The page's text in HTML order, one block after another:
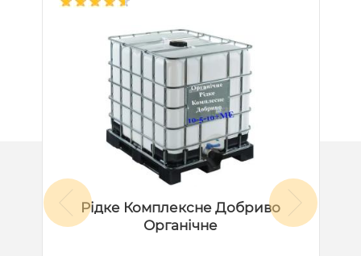
Рідке Комплексне Добриво
Органічне